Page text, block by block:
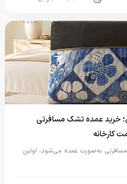
خرید عمده تشک مسافرتی
کارخانه
به‌صورت عمده می‌شود، اولین